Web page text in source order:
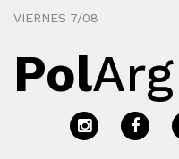
VIERNES 7/08
PolArg